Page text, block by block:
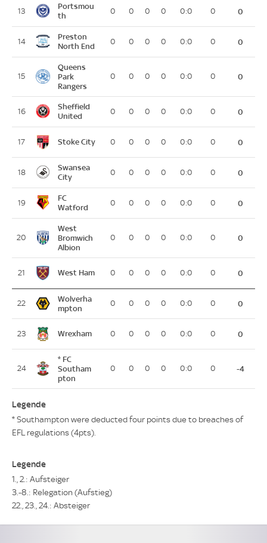
13
Portsmou
th
0 0 0 0 0:0 0 0
14
Preston
North End
0 0 0 0 0:0 0 0
15
Queens
Park
Rangers
0 0 0 0 0:0 0 0
16
Sheffield
United
0 0 0 0 0:0 0 0
17 Stoke City 0 0 0 0 0:0 0 0
18
Swansea
City
0 0 0 0 0:0 0 0
19
FC
Watford
0 0 0 0 0:0 0 0
20
West
Bromwich
Albion
0 0 0 0 0:0 0 0
21 West Ham 0 0 0 0 0:0 0 0
22
Wolverha
mpton
0 0 0 0 0:0 0 0
23 Wrexham 0 0 0 0 0:0 0 0
24
* FC
Southam
pton
0 0 0 0 0:0 0 -4
Legende
* Southampton were deducted four points due to breaches of
EFL regulations (4pts).
Legende
1., 2.: Aufsteiger
3.-8.: Relegation (Aufstieg)
22., 23., 24.: Absteiger